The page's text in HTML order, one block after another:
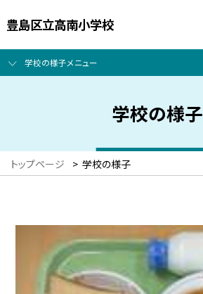
豊島区立高南小学校
学校の様子メニュー
学校の様子
トップページ > 学校の様子